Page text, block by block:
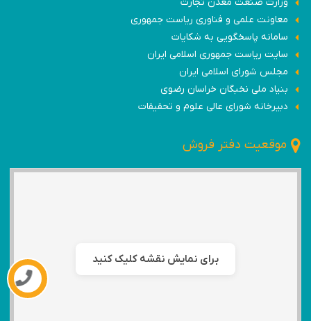
معاونت علمی و فناوری ریاست جمهوری
سامانه پاسخگویی به شکایات
سایت ریاست جمهوری اسلامی ایران
مجلس شورای اسلامی ایران
بنیاد ملی نخبگان خراسان رضوی
دبیرخانه شورای عالی علوم و تحقیقات
موقعیت دفتر فروش
برای نمایش نقشه کلیک کنید